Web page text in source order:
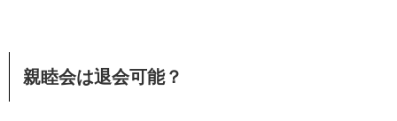
親睦会は退会可能？